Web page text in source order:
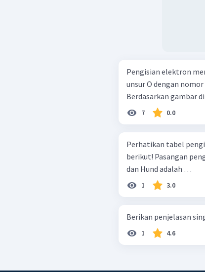
Pengisian elektron
unsur O dengan
Berdasarkan gambar
7 0.0
Perhatikan tabel
berikut! Pasangan pengisian elektron yang tepat sesuai aturan Aufbau
dan Hund adalah … ​
1 3.0
1 4.6